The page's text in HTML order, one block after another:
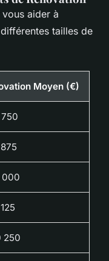
aider à
tailles de
Moyen (€)
000
250